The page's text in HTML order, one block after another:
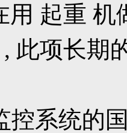
用 起重
此项长期
系统的